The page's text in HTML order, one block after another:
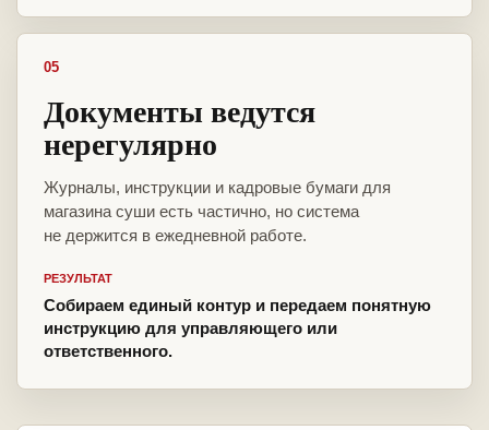
05
Документы ведутся
нерегулярно
Журналы, инструкции и кадровые бумаги для
магазина суши есть частично, но система
не держится в ежедневной работе.
РЕЗУЛЬТАТ
Собираем единый контур и передаем понятную
инструкцию для управляющего или
ответственного.